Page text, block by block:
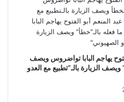
يهاجم البابا تواضروس ويصف
ويصف الزيارة بالـ”تطبيع مع العدو